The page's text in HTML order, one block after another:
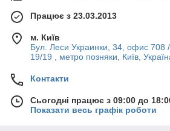
Працює з 23.03.2013
м. Київ
Бул. Леси Украинки, 34, офис 708
19/19 , метро позняки, Київ,
Контакти
Сьогодні працює з 09:00 до
Показати весь графік роботи